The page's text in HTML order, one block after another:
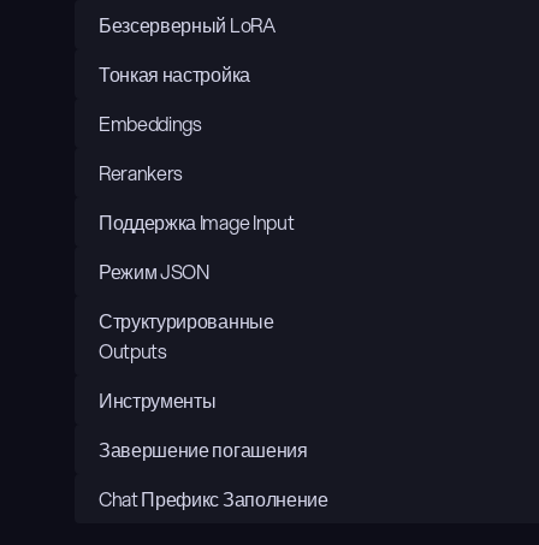
Безсерверный LoRA
Тонкая настройка
Embeddings
Rerankers
Поддержка Image Input
Режим JSON
Структурированные
Outputs
Инструменты
Завершение погашения
Chat Префикс Заполнение